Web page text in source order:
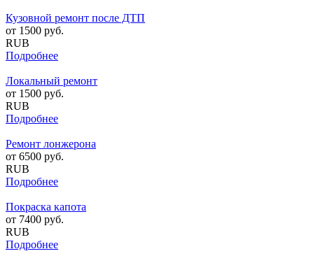
Кузовной ремонт после ДТП
от 1500 руб.
RUB
Подробнее
Локальный ремонт
от 1500 руб.
RUB
Подробнее
Ремонт лонжерона
от 6500 руб.
RUB
Подробнее
Покраска капота
от 7400 руб.
RUB
Подробнее